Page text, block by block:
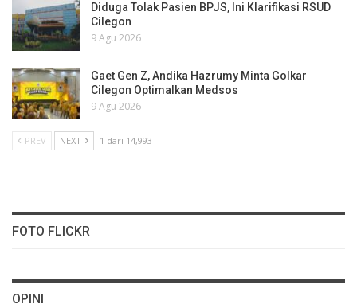
Diduga Tolak Pasien BPJS, Ini Klarifikasi RSUD
Cilegon
9 Agu 2026
Gaet Gen Z, Andika Hazrumy Minta Golkar
Cilegon Optimalkan Medsos
9 Agu 2026
PREV NEXT 1 dari 14,993
FOTO FLICKR
OPINI